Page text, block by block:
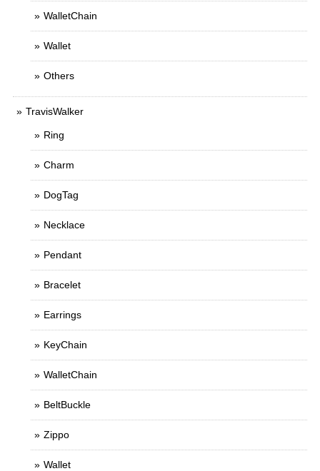
WalletChain
Wallet
Others
TravisWalker
Ring
Charm
DogTag
Necklace
Pendant
Bracelet
Earrings
KeyChain
WalletChain
BeltBuckle
Zippo
Wallet